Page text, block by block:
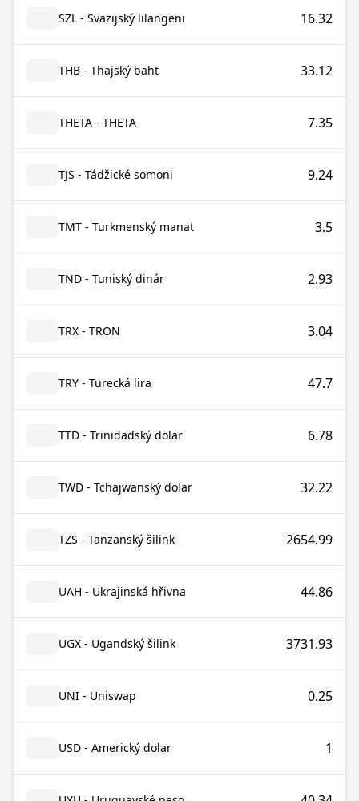
SZL - Svazijský lilangeni 16.32
THB - Thajský baht 33.12
THETA - THETA 7.35
TJS - Tádžické somoni 9.24
TMT - Turkmenský manat 3.5
TND - Tuniský dinár 2.93
TRX - TRON 3.04
TRY - Turecká lira 47.7
TTD - Trinidadský dolar 6.78
TWD - Tchajwanský dolar 32.22
TZS - Tanzanský šilink 2654.99
UAH - Ukrajinská hřivna 44.86
UGX - Ugandský šilink 3731.93
UNI - Uniswap 0.25
USD - Americký dolar 1